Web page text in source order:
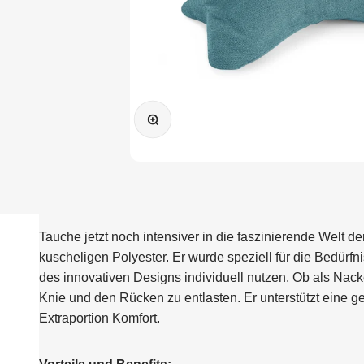
Bild vergrößern
Tauche jetzt noch intensiver in die faszinierende Welt
kuscheligen Polyester. Er wurde speziell für die
des innovativen Designs individuell nutzen. Ob als
Knie und den Rücken zu entlasten. Er unterstützt eine
Extraportion Komfort.